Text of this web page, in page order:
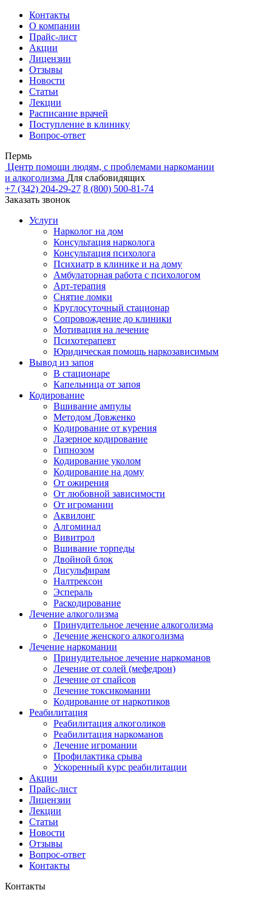
Контакты
О компании
Прайс-лист
Акции
Лицензии
Отзывы
Новости
Статьи
Лекции
Расписание врачей
Поступление в клинику
Вопрос-ответ
Пермь
Центр помощи людям, с проблемами наркомании
и алкоголизма Для слабовидящих
+7 (342) 204-29-27 8 (800) 500-81-74
Заказать звонок
Услуги
Нарколог на дом
Консультация нарколога
Консультация психолога
Психиатр в клинике и на дому
Амбулаторная работа с психологом
Арт-терапия
Снятие ломки
Круглосуточный стационар
Сопровождение до клиники
Мотивация на лечение
Психотерапевт
Юридическая помощь наркозависимым
Вывод из запоя
В стационаре
Капельница от запоя
Кодирование
Вшивание ампулы
Методом Довженко
Кодирование от курения
Лазерное кодирование
Гипнозом
Кодирование уколом
Кодирование на дому
От ожирения
От любовной зависимости
От игромании
Аквилонг
Алгоминал
Вивитрол
Вшивание торпеды
Двойной блок
Дисульфирам
Налтрексон
Эспераль
Раскодирование
Лечение алкоголизма
Принудительное лечение алкоголизма
Лечение женского алкоголизма
Лечение наркомании
Принудительное лечение наркоманов
Лечение от солей (мефедрон)
Лечение от спайсов
Лечение токсикомании
Кодирование от наркотиков
Реабилитация
Реабилитация алкоголиков
Реабилитация наркоманов
Лечение игромании
Профилактика срыва
Ускоренный курс реабилитации
Акции
Прайс-лист
Лицензии
Лекции
Статьи
Новости
Отзывы
Вопрос-ответ
Контакты
Контакты